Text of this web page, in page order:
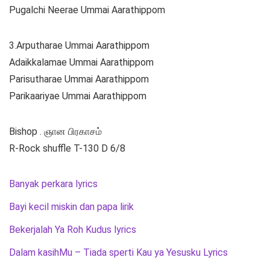
Pugalchi Neerae Ummai Aarathippom
3.Arputharae Ummai Aarathippom
Adaikkalamae Ummai Aarathippom
Parisutharae Ummai Aarathippom
Parikaariyae Ummai Aarathippom
Bishop . ஞான பிரகாசம்
R-Rock shuffle T-130 D 6/8
Banyak perkara lyrics
Bayi kecil miskin dan papa lirik
Bekerjalah Ya Roh Kudus lyrics
Dalam kasihMu – Tiada sperti Kau ya Yesusku Lyrics